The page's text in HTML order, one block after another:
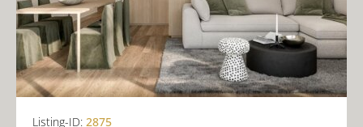
Listing-ID: 2875